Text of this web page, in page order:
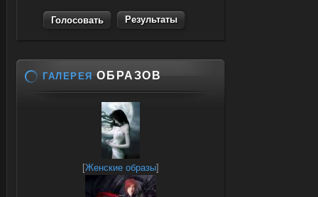
Результаты
ГАЛЕРЕЯ ОБРАЗОВ
[Женские образы]